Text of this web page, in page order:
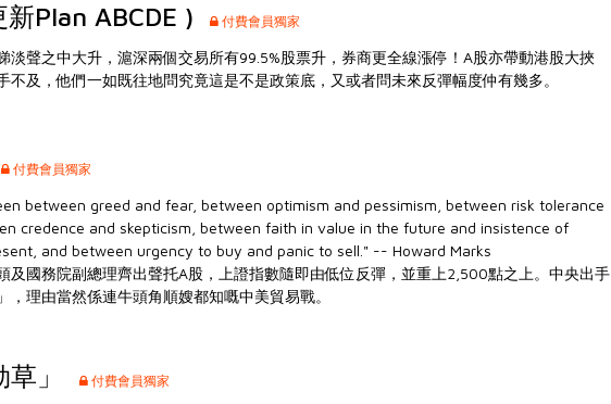
Plan ABCDE ) 付費會員獨家
淡聲之中大升，滬深兩個交易所有99.5%股票升，券商更全線漲停！A股亦帶動港股大挾
不及，他們一如既往地問究竟這是不是政策底，又或者問未來反彈幅度仲有幾多。
付費會員獨家
between greed and fear, between optimism and pessimism, between risk tolerance
credence and skepticism, between faith in value in the future and insistence of
and between urgency to buy and panic to sell." -- Howard Marks
及國務院副總理齊出聲托A股，上證指數隨即由低位反彈，並重上2,500點之上。中央出手
，理由當然係連牛頭角順嫂都知嘅中美貿易戰。
」 付費會員獨家